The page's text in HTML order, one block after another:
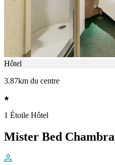
Hôtel
3.87km du centre
1 Étoile Hôtel
Mister Bed